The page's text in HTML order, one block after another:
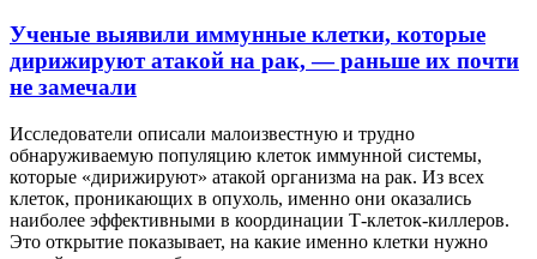
Ученые выявили иммунные клетки, которые
дирижируют атакой на рак, — раньше их почти
не замечали
Исследователи описали малоизвестную и трудно
обнаруживаемую популяцию клеток иммунной системы,
которые «дирижируют» атакой организма на рак. Из всех
клеток, проникающих в опухоль, именно они оказались
наиболее эффективными в координации Т-клеток-киллеров.
Это открытие показывает, на какие именно клетки нужно